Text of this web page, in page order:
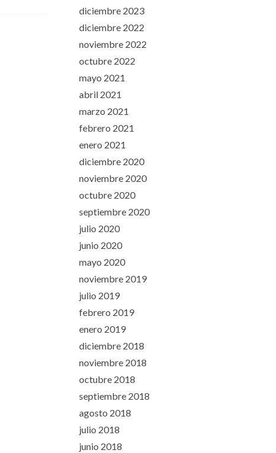
diciembre 2023
diciembre 2022
noviembre 2022
octubre 2022
mayo 2021
abril 2021
marzo 2021
febrero 2021
enero 2021
diciembre 2020
noviembre 2020
octubre 2020
septiembre 2020
julio 2020
junio 2020
mayo 2020
noviembre 2019
julio 2019
febrero 2019
enero 2019
diciembre 2018
noviembre 2018
octubre 2018
septiembre 2018
agosto 2018
julio 2018
junio 2018